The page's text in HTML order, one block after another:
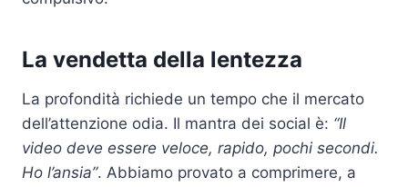
La vendetta della lentezza
La profondità richiede un tempo che il mercato
dell’attenzione odia. Il mantra dei social è: “Il
video deve essere veloce, rapido, pochi secondi.
Ho l’ansia”. Abbiamo provato a comprimere, a